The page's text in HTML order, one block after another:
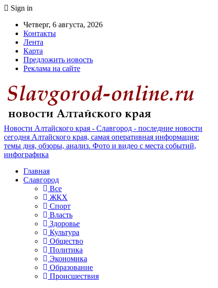
Sign in
Четверг, 6 августа, 2026
Контакты
Лента
Карта
Предложить новость
Реклама на сайте
Новости Алтайского края - Славгород - последние новости
сегодня Алтайского края, самая оперативная информация:
темы дня, обзоры, анализ. Фото и видео с места событий,
инфографика
Главная
Славгород
Все
ЖКХ
Спорт
Власть
Здоровье
Культура
Общество
Политика
Экономика
Образование
Происшествия